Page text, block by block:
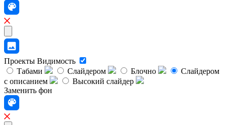
Проекты Видимость
Табами
Слайдером Блочно
Слайдером
с описанием
Высокий слайдер
Заменить фон